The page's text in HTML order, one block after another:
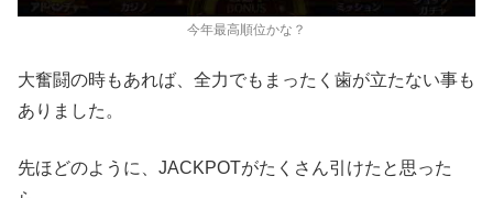
今年最高順位かな？
大奮闘の時もあれば、全力でもまったく歯が立たない事も
ありました。
先ほどのように、JACKPOTがたくさん引けたと思った